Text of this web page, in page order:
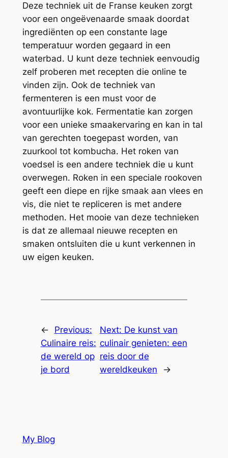
Deze techniek uit de Franse keuken zorgt
voor een ongeëvenaarde smaak doordat
ingrediënten op een constante lage
temperatuur worden gegaard in een
waterbad. U kunt deze techniek eenvoudig
zelf proberen met recepten die online te
vinden zijn. Ook de techniek van
fermenteren is een must voor de
avontuurlijke kok. Fermentatie kan zorgen
voor een unieke smaakervaring en kan in tal
van gerechten toegepast worden, van
zuurkool tot kombucha. Het roken van
voedsel is een andere techniek die u kunt
overwegen. Roken in een speciale rookoven
geeft een diepe en rijke smaak aan vlees en
vis, die niet te repliceren is met andere
methoden. Het mooie van deze technieken
is dat ze allemaal nieuwe recepten en
smaken ontsluiten die u kunt verkennen in
uw eigen keuken.
←
Previous:
Culinaire reis:
de wereld op
je bord
Next: De kunst van
culinair genieten: een
reis door de
wereldkeuken
→
My Blog